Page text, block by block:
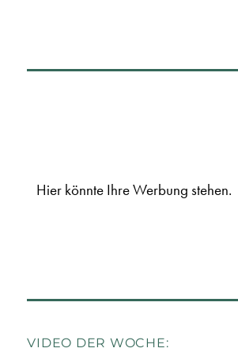
Hier könnte Ihre Werbung stehen.
VIDEO DER WOCHE: